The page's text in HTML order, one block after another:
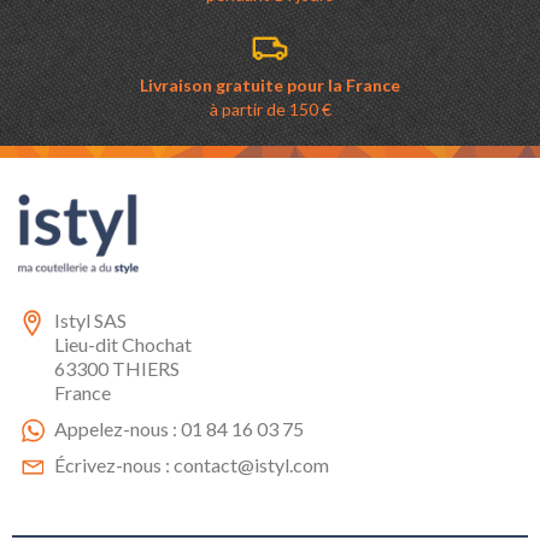
Livraison gratuite pour la France
à partir de 150 €
Istyl SAS
Lieu-dit Chochat
63300 THIERS
France
Appelez-nous : 01 84 16 03 75
Écrivez-nous : contact@istyl.com